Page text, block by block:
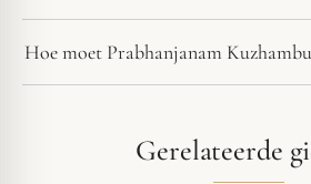
Hoe moet Prabhanjanam
Gerelateerde